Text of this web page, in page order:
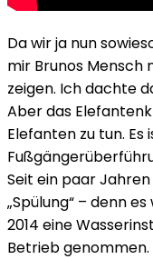
Da wir ja nun
mir Brunos Mensch
zeigen. Ich dachte
Aber das
Elefanten zu tun.
Seit ein paar
„Spülung“ – denn
2014 eine
Betrieb genommen.